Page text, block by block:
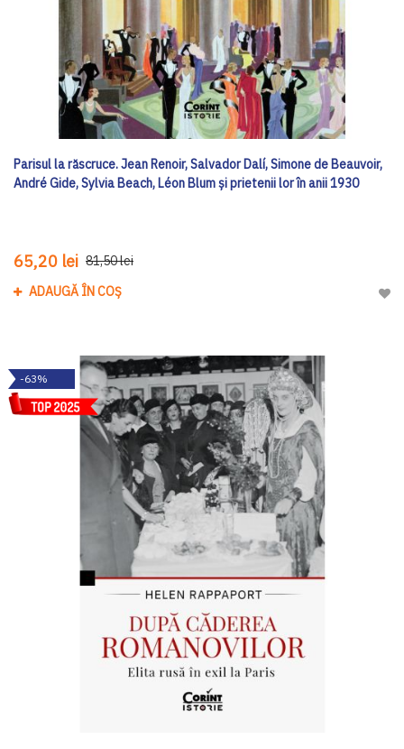
Parisul la răscruce. Jean Renoir, Salvador Dalí, Simone de Beauvoir,
André Gide, Sylvia Beach, Léon Blum și prietenii lor în anii 1930
65,20 lei 81,50 lei
ADAUGĂ ÎN COȘ
-63%